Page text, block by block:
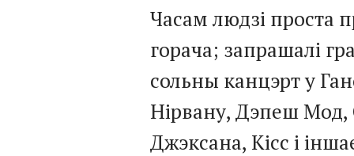
Часам людзі проста
горача; запрашалі
сольны канцэрт у
Нірвану, Дэпеш Мод,
Джэксана, Кісс і